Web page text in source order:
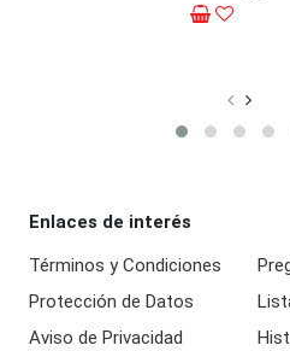
Enlaces de interés
Términos y Condiciones
Protección de Datos
Aviso de Privacidad